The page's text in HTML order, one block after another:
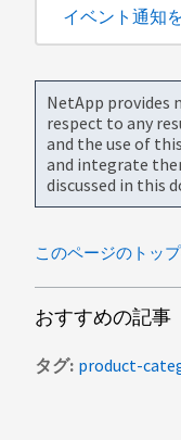
イベント通知
NetApp provides
respect to any
and the use of
and integrate
discussed in this
このページのトッ
おすすめの記事
タグ product-